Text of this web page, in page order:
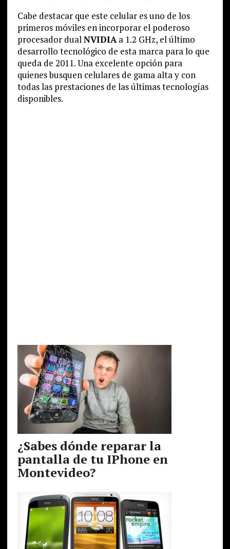
Cabe destacar que este celular es uno de los
primeros móviles en incorporar el poderoso
procesador dualNVIDIAa 1.2 GHz, el último
desarrollo tecnológico de esta marca para lo que
queda de 2011. Una excelente opción para
quienes busquen celulares de gama alta y con
todas las prestaciones de las últimas tecnologías
disponibles.
¿Sabes dónde reparar la
pantalla de tu IPhone en
Montevideo?